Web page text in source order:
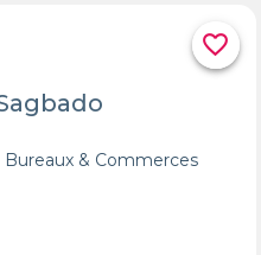
favorite_border
Bureaux & Commerces